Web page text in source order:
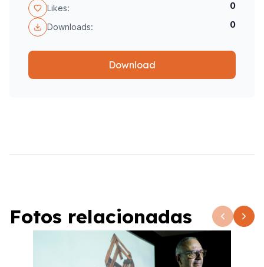
Likes: 0
Downloads: 0
Download
Fotos relacionadas